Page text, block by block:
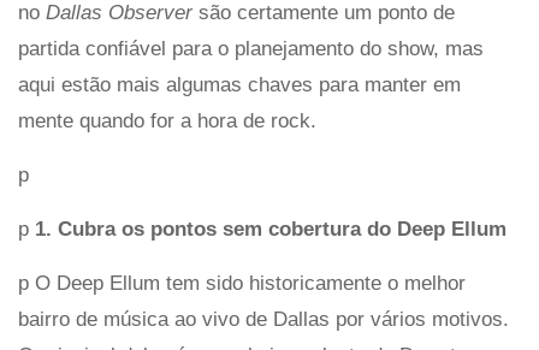
no Dallas Observer são certamente um ponto de
partida confiável para o planejamento do show, mas
aqui estão mais algumas chaves para manter em
mente quando for a hora de rock.
p
p 1. Cubra os pontos sem cobertura do Deep Ellum
p O Deep Ellum tem sido historicamente o melhor
bairro de música ao vivo de Dallas por vários motivos.